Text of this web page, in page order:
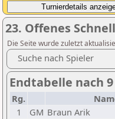
23. Offenes
Die Seite wurde zuletzt
Suche nach Spieler
Endtabelle nach
Rg.
1
GM Braun Arik